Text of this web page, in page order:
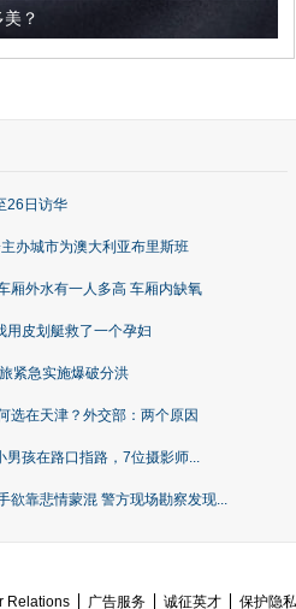
？
26日访华
办城市为澳大利亚布里斯班
厢外水有一人多高 车厢内缺氧
用皮划艇救了一个孕妇
紧急实施爆破分洪
选在天津？外交部：两个原因
男孩在路口指路，7位摄影师...
欲靠悲情蒙混 警方现场勘察发现...
Relations 广告服务 诚征英才
保护隐